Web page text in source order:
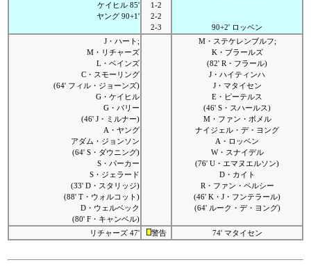
ケイヒル 85'
ヤング 90+1'
1-2
2-2
2-3
90+2' ロッベン
J・ハート;
M・リチャーズ
L・ベインズ
C・スモーリング
(64' フィル・ジョーンズ)
G・ケイヒル
G・バリー
(46' J・ミルナー)
A・ヤング
アダム・ジョンソン
(64' S・ダウニング)
S・パーカー
S・ジェラード
(33' D・スタリッジ)
(88' T・ウォルコット)
D・ウェルベック
(80' F・キャンベル)
M・ステケレンブルフ;
K・ブラールズ
(82' R・フラール)
J・ハイティンハ
J・マタイセン
E・ピーテルス
(46' S・スハールス)
M・ファン・ボメル
ナイジェル・デ・ヨング
A・ロッベン
W・スナイデル
(76' U・エマヌエルソン)
D・カイト
R・ファン・ペルシー
(46' K・J・フンテラール)
(64' ルーク・デ・ヨング)
リチャーズ 47' 警告 74' マタイセン